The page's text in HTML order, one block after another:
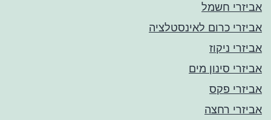
אביזרי חשמל
אביזרי כרום לאינסטלציה
אביזרי ניקוז
אביזרי סינון מים
אביזרי פקס
אביזרי רחצה